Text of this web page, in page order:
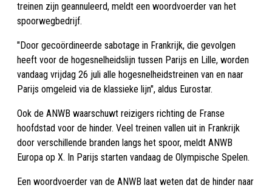
treinen zijn geannuleerd, meldt een woordvoerder van het
spoorwegbedrijf.
"Door gecoördineerde sabotage in Frankrijk, die gevolgen
heeft voor de hogesnelheidslijn tussen Parijs en Lille, worden
vandaag vrijdag 26 juli alle hogesnelheidstreinen van en naar
Parijs omgeleid via de klassieke lijn", aldus Eurostar.
Ook de ANWB waarschuwt reizigers richting de Franse
hoofdstad voor de hinder. Veel treinen vallen uit in Frankrijk
door verschillende branden langs het spoor, meldt ANWB
Europa op X. In Parijs starten vandaag de Olympische Spelen.
Een woordvoerder van de ANWB laat weten dat de hinder naar